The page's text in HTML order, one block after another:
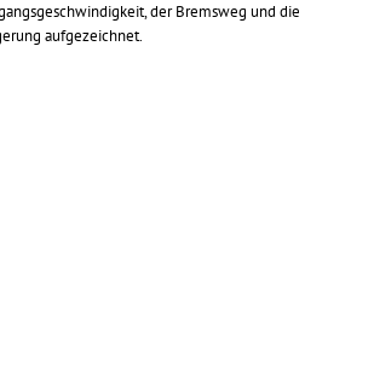
der Bremsweg und die
aufgezeichnet.